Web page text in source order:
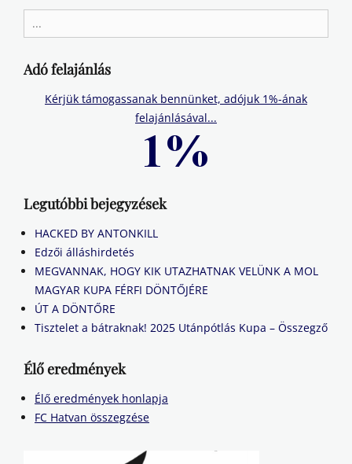
for:
Adó felajánlás
Kérjük támogassanak bennünket, adójuk 1%-ának
felajánlásával...
Legutóbbi bejegyzések
HACKED BY ANTONKILL
Edzői álláshirdetés
MEGVANNAK, HOGY KIK UTAZHATNAK VELÜNK A MOL
MAGYAR KUPA FÉRFI DÖNTŐJÉRE
ÚT A DÖNTŐRE
Tisztelet a bátraknak! 2025 Utánpótlás Kupa – Összegző
Élő eredmények
Élő eredmények honlapja
FC Hatvan összegzése